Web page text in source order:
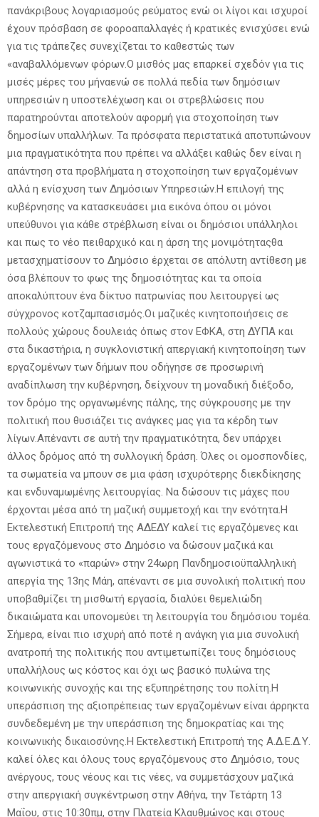
πανάκριβους λογαριασμούς ρεύματος ενώ οι λίγοι και ισχυροί
έχουν πρόσβαση σε φοροαπαλλαγές ή κρατικές ενισχύσει ενώ
για τις τράπεζες συνεχίζεται το καθεστώς των
«αναβαλλόμενων φόρων.Ο μισθός μας επαρκεί σχεδόν για τις
μισές μέρες του μήναενώ σε πολλά πεδία των δημόσιων
υπηρεσιών η υποστελέχωση και οι στρεβλώσεις που
παρατηρούνται αποτελούν αφορμή για στοχοποίηση των
δημοσίων υπαλλήλων. Τα πρόσφατα περιστατικά αποτυπώνουν
μια πραγματικότητα που πρέπει να αλλάξει καθώς δεν είναι η
απάντηση στα προβλήματα η στοχοποίηση των εργαζομένων
αλλά η ενίσχυση των Δημόσιων Υπηρεσιών.Η επιλογή της
κυβέρνησης να κατασκευάσει μια εικόνα όπου οι μόνοι
υπεύθυνοι για κάθε στρέβλωση είναι οι δημόσιοι υπάλληλοι
και πως το νέο πειθαρχικό και η άρση της μονιμότηταςθα
μετασχηματίσουν το Δημόσιο έρχεται σε απόλυτη αντίθεση με
όσα βλέπουν το φως της δημοσιότητας και τα οποία
αποκαλύπτουν ένα δίκτυο πατρωνίας που λειτουργεί ως
σύγχρονος κοτζαμπασισμός.Οι μαζικές κινητοποιήσεις σε
πολλούς χώρους δουλειάς όπως στον ΕΦΚΑ, στη ΔΥΠΑ και
στα δικαστήρια, η συγκλονιστική απεργιακή κινητοποίηση των
εργαζομένων των δήμων που οδήγησε σε προσωρινή
αναδίπλωση την κυβέρνηση, δείχνουν τη μοναδική διέξοδο,
τον δρόμο της οργανωμένης πάλης, της σύγκρουσης με την
πολιτική που θυσιάζει τις ανάγκες μας για τα κέρδη των
λίγων.Απέναντι σε αυτή την πραγματικότητα, δεν υπάρχει
άλλος δρόμος από τη συλλογική δράση. Όλες οι ομοσπονδίες,
τα σωματεία να μπουν σε μια φάση ισχυρότερης διεκδίκησης
και ενδυναμωμένης λειτουργίας. Να δώσουν τις μάχες που
έρχονται μέσα από τη μαζική συμμετοχή και την ενότητα.Η
Εκτελεστική Επιτροπή της ΑΔΕΔΥ καλεί τις εργαζόμενες και
τους εργαζόμενους στο Δημόσιο να δώσουν μαζικά και
αγωνιστικά το «παρών» στην 24ωρη Πανδημοσιοϋπαλληλική
απεργία της 13ης Μάη, απέναντι σε μια συνολική πολιτική που
υποβαθμίζει τη μισθωτή εργασία, διαλύει θεμελιώδη
δικαιώματα και υπονομεύει τη λειτουργία του δημόσιου τομέα.
Σήμερα, είναι πιο ισχυρή από ποτέ η ανάγκη για μια συνολική
ανατροπή της πολιτικής που αντιμετωπίζει τους δημόσιους
υπαλλήλους ως κόστος και όχι ως βασικό πυλώνα της
κοινωνικής συνοχής και της εξυπηρέτησης του πολίτη.Η
υπεράσπιση της αξιοπρέπειας των εργαζομένων είναι άρρηκτα
συνδεδεμένη με την υπεράσπιση της δημοκρατίας και της
κοινωνικής δικαιοσύνης.Η Εκτελεστική Επιτροπή της Α.Δ.Ε.Δ.Υ.
καλεί όλες και όλους τους εργαζόμενους στο Δημόσιο, τους
ανέργους, τους νέους και τις νέες, να συμμετάσχουν μαζικά
στην απεργιακή συγκέντρωση στην Αθήνα, την Τετάρτη 13
Μαΐου, στις 10:30πμ, στην Πλατεία Κλαυθμώνος και στους